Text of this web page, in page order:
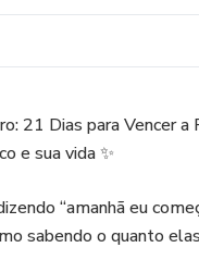
21 Dias para Vencer
e sua vida ✨
“amanhã eu
sabendo o quanto